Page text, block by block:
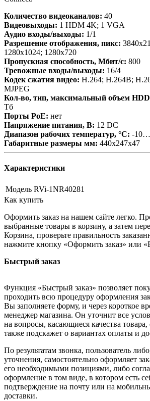
Количество видеоканалов: 40
Видеовыходы: 1 HDM 4K; 1 VGA
Аудио входы/выходы: 1/1
Разрешение отображения, пикс:
1280х1024; 1280х720
Пропускная способность, Мбит/с: 800
Тревожные входы/выходы: 16/4
Кодек сжатия видео: H.264; H.264B;
MJPEG
Кол-во, тип, максимальный объем
Тб
Порты PoE: нет
Напряжение питания, В: 12 DC
Диапазон рабочих температур, °С: -
Габаритные размеры мм: 440х247х47
Характеристики
Модель RVi-1NR40281
Как купить
Оформить заказ на нашем сайте легко.
выбранные товары в корзину, а затем
Корзина, проверьте правильность
нажмите кнопку «Оформить заказ» или
Быстрый заказ
Функция «Быстрый заказ» позволяет
проходить всю процедуру оформления
Вы заполняете форму, и через короткое
менеджер магазина. Он уточнит все
на вопросы, касающиеся качества
также подскажет о вариантах оплаты и
По результатам звонка, пользователь
уточнения, самостоятельно оформляет
его необходимыми позициями, либо
оформление в том виде, в котором есть
подтверждение на почту или на
доставки.